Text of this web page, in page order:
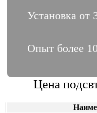
Установка от
Опыт более
Цена